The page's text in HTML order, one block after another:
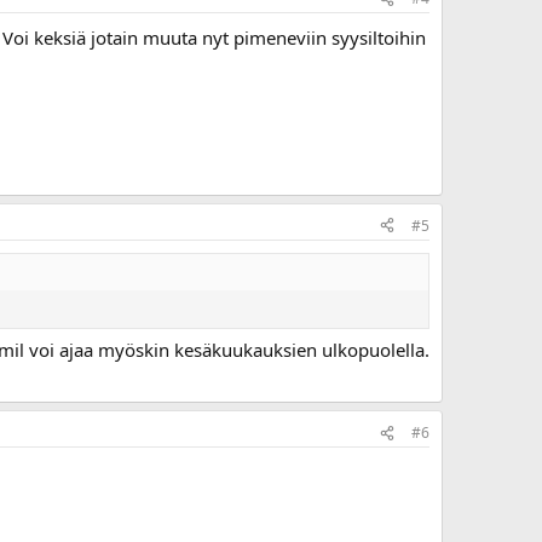
keksiä jotain muuta nyt pimeneviin syysiltoihin
#5
voi ajaa myöskin kesäkuukauksien ulkopuolella.
#6